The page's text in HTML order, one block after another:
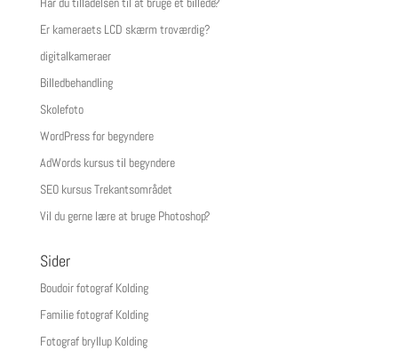
Er kameraets LCD skærm troværdig?
digitalkameraer
Billedbehandling
Skolefoto
WordPress for begyndere
AdWords kursus til begyndere
SEO kursus Trekantsområdet
Vil du gerne lære at bruge Photoshop?
Sider
Boudoir fotograf Kolding
Familie fotograf Kolding
Fotograf bryllup Kolding